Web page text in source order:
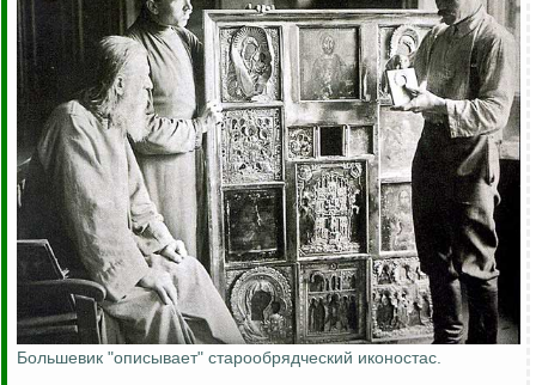
Большевик "описывает" старообрядческий иконостас.